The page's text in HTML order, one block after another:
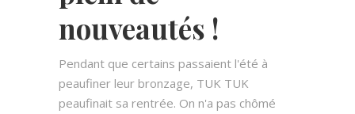
nouveautés !
Pendant que certains passaient l'été à
peaufiner leur bronzage, TUK TUK
peaufinait sa rentrée. On n'a pas chômé